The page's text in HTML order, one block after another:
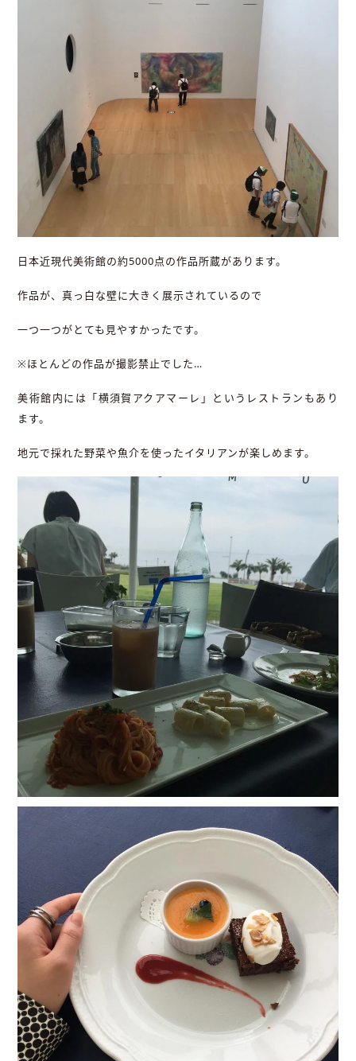
日本近現代美術館の約5000点の作品所蔵があります。
作品が、真っ白な壁に大きく展示されているので
一つ一つがとても見やすかったです。
※ほとんどの作品が撮影禁止でした…
美術館内には「横須賀アクアマーレ」というレストランもあり
ます。
地元で採れた野菜や魚介を使ったイタリアンが楽しめます。